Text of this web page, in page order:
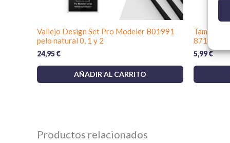
Vallejo Design Set Pro Modeler B01991
pelo natural 0, 1 y 2
24,95€
AÑADIR AL CARRITO
Tamiya
87182 40
5,99€
Productos relacionados